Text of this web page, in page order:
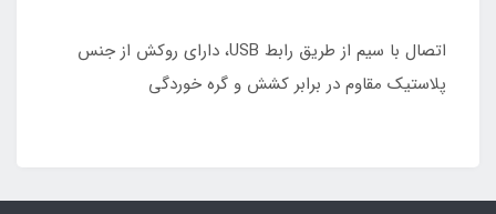
اتصال با سیم از طریق رابط USB، دارای روکش از جنس
پلاستیک مقاوم در برابر کشش و گره خوردگی